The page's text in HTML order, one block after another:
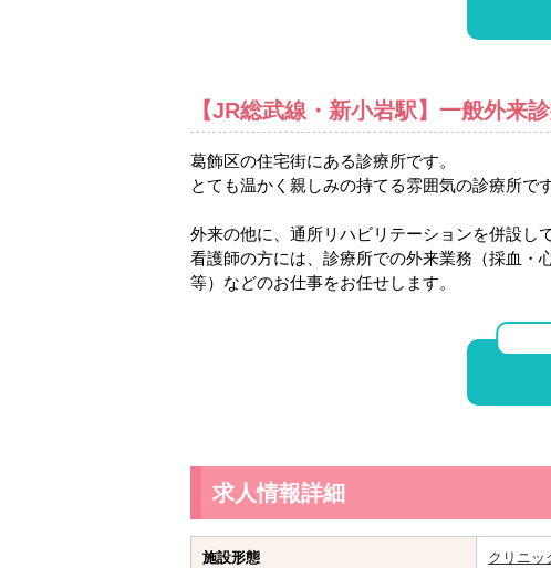
【JR総武線・新小岩駅】一般外来
葛飾区の住宅街にある診療所です。
とても温かく親しみの持てる雰囲気の診療所です
外来の他に、通所リハビリテーションを併設し
看護師の方には、診療所での外来業務（採血・
等）などのお仕事をお任せします。
求人情報詳細
施設形態 クリニッ